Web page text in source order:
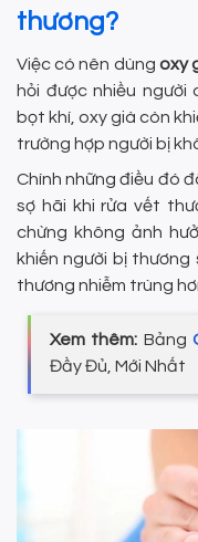
thương?
Việc có nên dùng oxy
hỏi được nhiều
bọt khí, oxy già còn
trường hợp người bị
Chính những điều đó
sợ hãi khi rửa vết
chừng không ảnh
khiến người bị
thương nhiễm trùng
Xem thêm: Bảng
Đầy Đủ, Mới Nhất